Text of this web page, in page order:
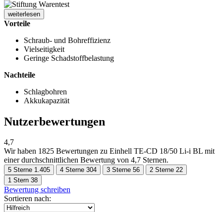
weiterlesen
Vorteile
Schraub- und Bohreffizienz
Vielseitigkeit
Geringe Schadstoffbelastung
Nachteile
Schlagbohren
Akkukapazität
Nutzerbewertungen
4,7
Wir haben 1825 Bewertungen zu Einhell TE-CD 18/50 Li-i BL mit
einer durchschnittlichen Bewertung von 4,7 Sternen.
5 Sterne 1.405 4 Sterne 304 3 Sterne 56 2 Sterne 22
1 Stern 38
Bewertung schreiben
Sortieren nach: